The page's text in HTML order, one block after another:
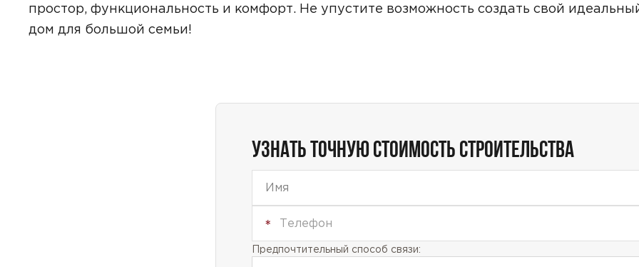
простор, функциональность и комфорт. Не упустите возможность создать свой
дом для большой семьи!
УЗНАТЬ ТОЧНУЮ СТОИМОСТЬ СТРОИТЕЛЬСТВА
Предпочтительный способ связи: